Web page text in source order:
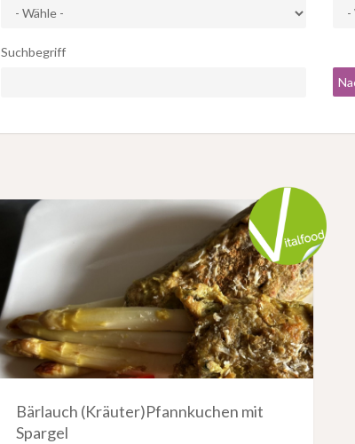
Suchbegriff
Bärlauch (Kräuter)Pfannkuchen mit
Spargel